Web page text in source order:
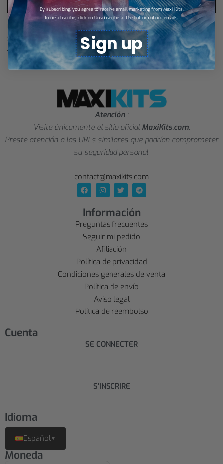
Boston Celtics Jersey NBA
$ 34,57
Select options
Boston Celtics Jersey NBA
$ 34,57
Select options
Atención :
Visite únicamente el sitio oficial MaxiKits.com.
Preste atención a las URLs similares que podrían comprometer
su seguridad personal.
contact@maxikits.com
Información
Preguntas frecuentes
Seguir mi pedido
Afiliación
Política de privacidad
Condiciones generales de venta
Política de envío
Aviso legal
Política de reembolso
Cuenta
SE CONNECTER
S'INSCRIRE
Idioma
Español▼
Moneda
By subscribing, you agree to receive email marketing from Maxi Kits.
To unsubscribe, click on Unsubscribe at the bottom of our emails.
Sign up